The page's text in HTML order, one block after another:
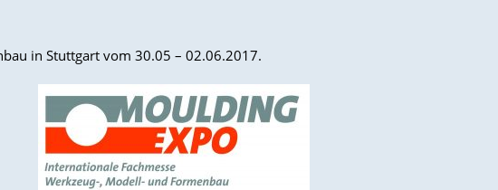
in Stuttgart vom 30.05 – 02.06.2017.